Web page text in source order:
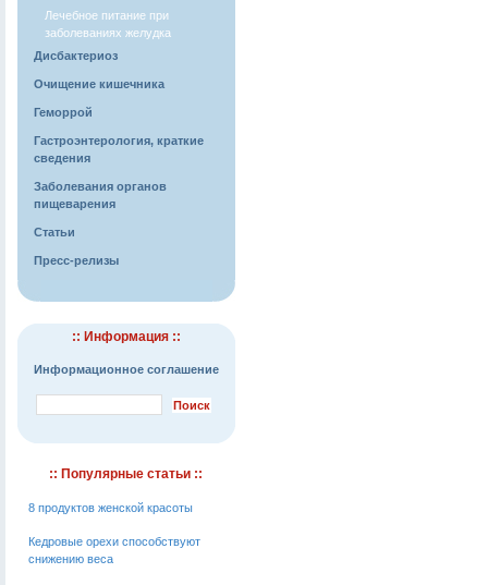
Лечебное питание при
заболеваниях желудка
Дисбактериоз
Очищение кишечника
Геморрой
Гастроэнтерология, краткие
сведения
Заболевания органов
пищеварения
Статьи
Пресс-релизы
:: Информация ::
Информационное соглашение
:: Популярные статьи ::
8 продуктов женской красоты
Кедровые орехи способствуют
снижению веса